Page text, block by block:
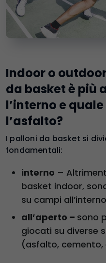
Indoor o
da basket è più
l’interno e
l’asfalto?
I palloni da basket si
fondamentali:
interno –
basket indoor,
su campi
all’aperto – sono
giocati su diverse
(asfalto, cemento,